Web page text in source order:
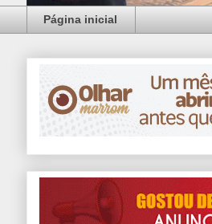
Página inicial